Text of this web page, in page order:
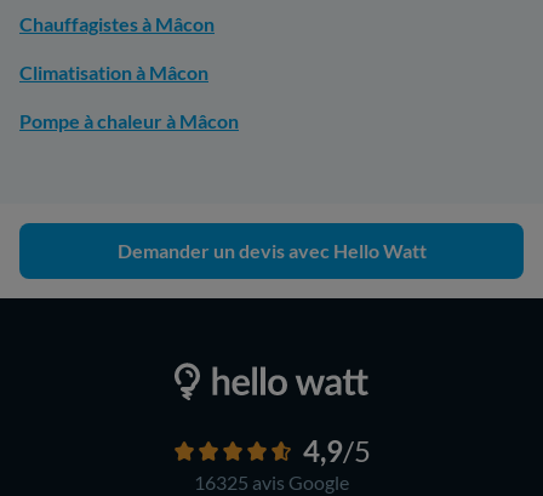
Chauffagistes à Mâcon
Climatisation à Mâcon
Pompe à chaleur à Mâcon
Demander un devis avec Hello Watt
4,9/5
16325 avis Google